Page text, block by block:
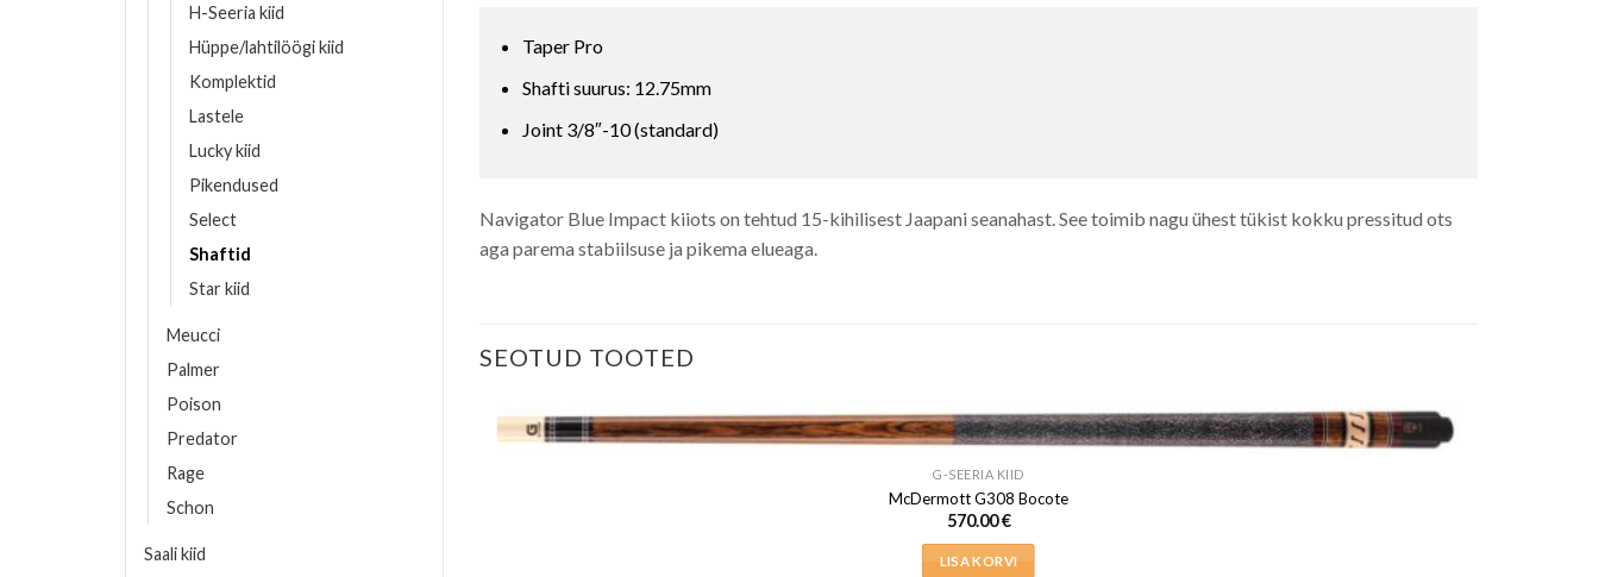
H-Seeria kiid
Hüppe/lahtilöögi kiid
Komplektid
Lastele
Lucky kiid
Pikendused
Select
Shaftid
Star kiid
Meucci
Palmer
Poison
Predator
Rage
Schon
Saali kiid
Taper Pro
Shafti suurus: 12.75mm
Joint 3/8″-10 (standard)
Navigator Blue Impact kiiots on tehtud 15-kihilisest Jaapani seanahast. See toimib nagu ühest tükist kokku pressitud ots
aga parema stabiilsuse ja pikema elueaga.
SEOTUD TOOTED
G-SEERIA KIID
McDermott G308 Bocote
570.00€
LISA KORVI